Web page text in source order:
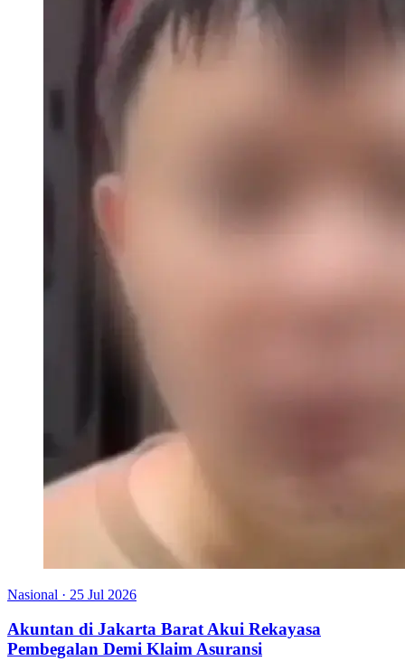
Nasional · 25 Jul 2026
Akuntan di Jakarta Barat Akui Rekayasa
Pembegalan Demi Klaim Asuransi